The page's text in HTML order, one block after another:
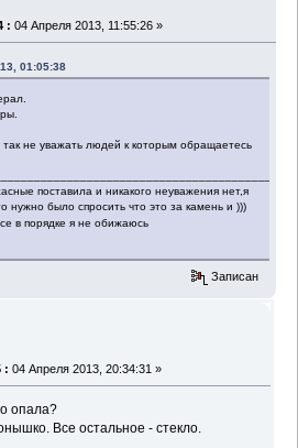
: 04 Апреля 2013, 11:55:26 »
01:05:38
не уважать людей к которым обращаетесь
поставила и никакого неуважения нет,я
нужно было спросить что это за камень и )))
в порядке я не обижаюсь
Записан
: 04 Апреля 2013, 20:34:31 »
опала?
Все остальное - стекло.